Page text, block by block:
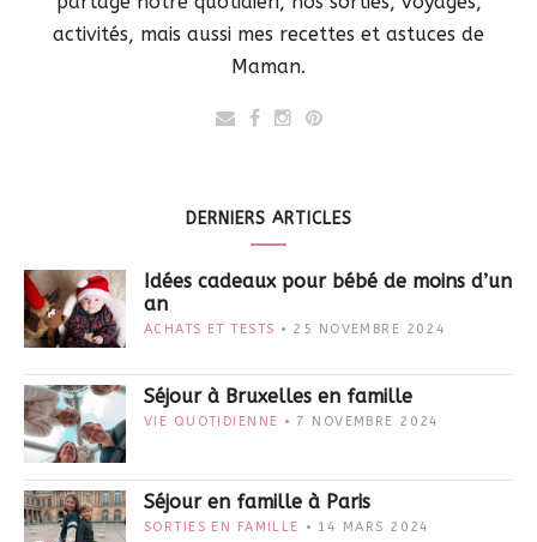
activités, mais aussi mes recettes et astuces de
Maman.
DERNIERS ARTICLES
Idées cadeaux pour bébé de moins d’un
an
ACHATS ET TESTS 25 NOVEMBRE 2024
Séjour à Bruxelles en famille
VIE QUOTIDIENNE 7 NOVEMBRE 2024
Séjour en famille à Paris
SORTIES EN FAMILLE 14 MARS 2024